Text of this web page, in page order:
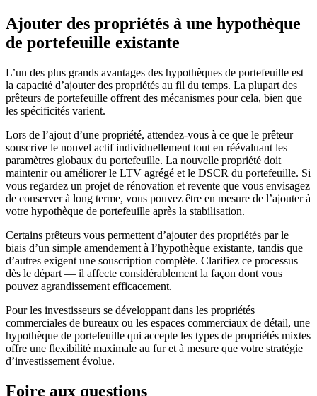
Ajouter des propriétés à une hypothèque
de portefeuille existante
L’un des plus grands avantages des hypothèques de portefeuille est
la capacité d’ajouter des propriétés au fil du temps. La plupart des
prêteurs de portefeuille offrent des mécanismes pour cela, bien que
les spécificités varient.
Lors de l’ajout d’une propriété, attendez-vous à ce que le prêteur
souscrive le nouvel actif individuellement tout en réévaluant les
paramètres globaux du portefeuille. La nouvelle propriété doit
maintenir ou améliorer le LTV agrégé et le DSCR du portefeuille. Si
vous regardez un projet de rénovation et revente que vous envisagez
de conserver à long terme, vous pouvez être en mesure de l’ajouter à
votre hypothèque de portefeuille après la stabilisation.
Certains prêteurs vous permettent d’ajouter des propriétés par le
biais d’un simple amendement à l’hypothèque existante, tandis que
d’autres exigent une souscription complète. Clarifiez ce processus
dès le départ — il affecte considérablement la façon dont vous
pouvez agrandissement efficacement.
Pour les investisseurs se développant dans les propriétés
commerciales de bureaux ou les espaces commerciaux de détail, une
hypothèque de portefeuille qui accepte les types de propriétés mixtes
offre une flexibilité maximale au fur et à mesure que votre stratégie
d’investissement évolue.
Foire aux questions